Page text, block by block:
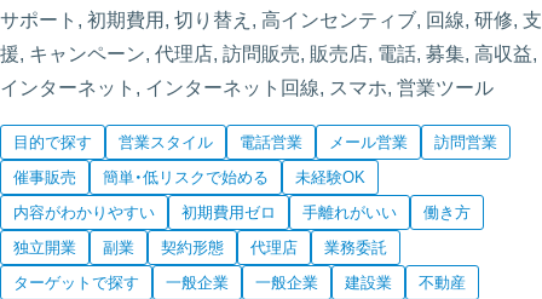
サポート, 初期費用, 切り替え, 高インセンティブ, 回線, 研修, 支
援, キャンペーン, 代理店, 訪問販売, 販売店, 電話, 募集, 高収益,
インターネット, インターネット回線, スマホ, 営業ツール
目的で探す 営業スタイル 電話営業 メール営業
訪問営業
催事販売
簡単・低リスクで始める
未経験OK
内容がわかりやすい
初期費用ゼロ 手離れがいい
働き方
独立開業
副業 契約形態 代理店
業務委託
ターゲットで探す
一般企業 一般企業 建設業
不動産